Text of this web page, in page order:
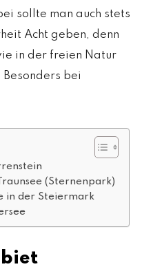
sollte man auch stets
Acht geben, denn
in der freien Natur
bei
(Sternenpark)
in der Steiermark